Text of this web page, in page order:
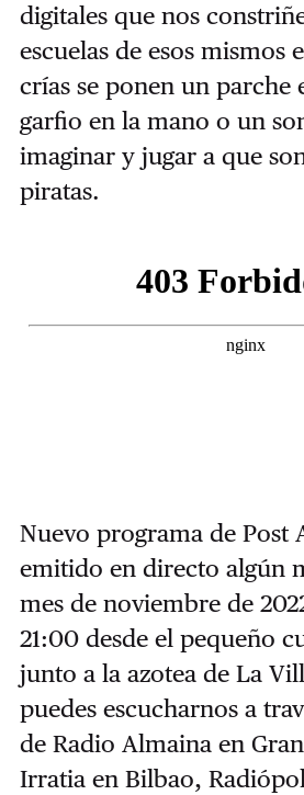
digitales que nos
escuelas de esos mismos
crías se ponen un parche
garfio en la mano o un
imaginar y jugar a que
piratas.
Nuevo programa de Post
emitido en directo algún
mes de noviembre de
21:00 desde el pequeño
junto a la azotea de La
puedes escucharnos a
de Radio Almaina en
Irratia en Bilbao,